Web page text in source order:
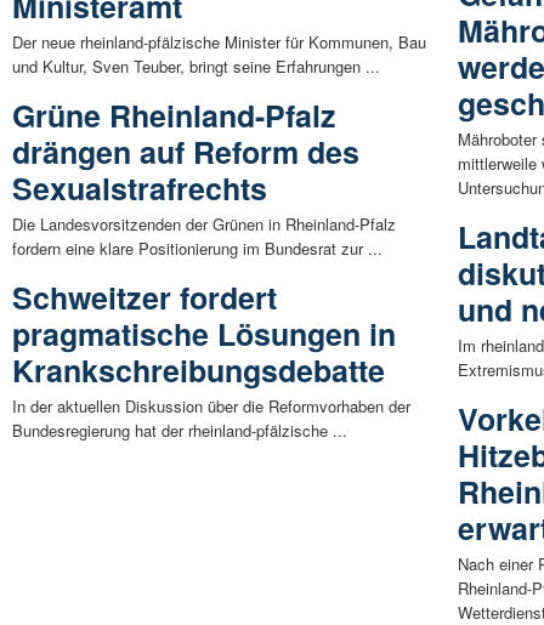
Der neue rheinland-pfälzische Minister für Kommunen, Bau
und Kultur, Sven Teuber, bringt seine Erfahrungen ...
Grüne Rheinland-Pfalz
drängen auf Reform des
Sexualstrafrechts
Die Landesvorsitzenden der Grünen in Rheinland-Pfalz
fordern eine klare Positionierung im Bundesrat zur ...
Schweitzer fordert
pragmatische Lösungen in
Krankschreibungsdebatte
In der aktuellen Diskussion über die Reformvorhaben der
Bundesregierung hat der rheinland-pfälzische ...
und
Im
Nach einer
Rheinland-